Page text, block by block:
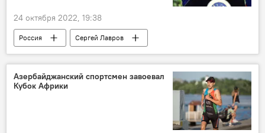
24 октября 2022, 19:38
Россия
Сергей Лавров
Министерство иностранных дел
Украина
Спецоперация
Совет безопасности ООН
Азербайджанский спортсмен завоевал
Кубок Африки